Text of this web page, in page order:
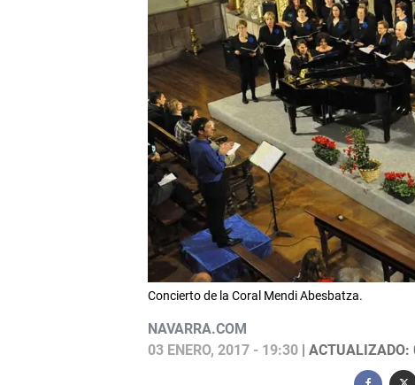
Concierto de la Coral Mendi Abesbatza.
NAVARRA.COM
03 ENERO, 2017 - 19:30| ACTUALIZADO: